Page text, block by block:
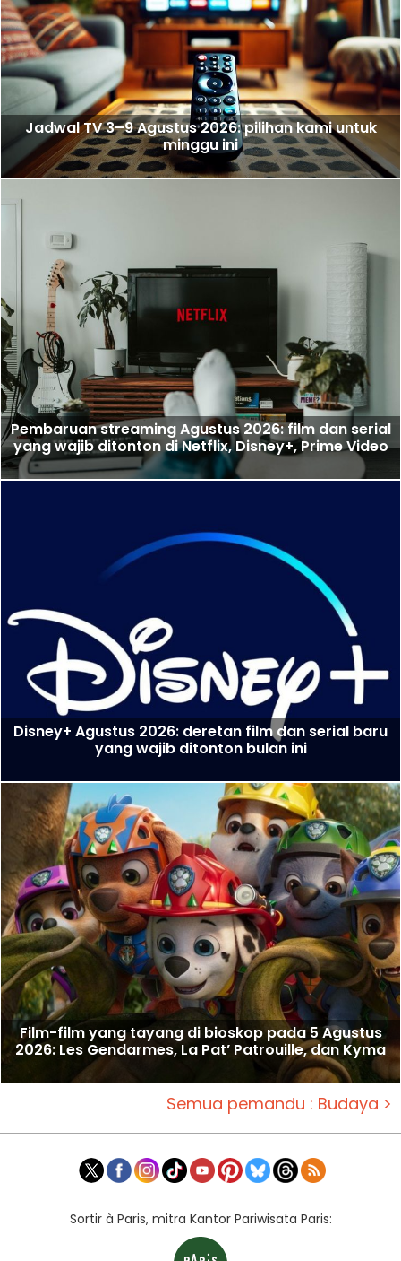
Jadwal TV 3–9 Agustus 2026: pilihan kami untuk
minggu ini
Pembaruan streaming Agustus 2026: film dan serial
yang wajib ditonton di Netflix, Disney+, Prime Video
Disney+ Agustus 2026: deretan film dan serial baru
yang wajib ditonton bulan ini
Film-film yang tayang di bioskop pada 5 Agustus
2026: Les Gendarmes, La Pat’ Patrouille, dan Kyma
Semua pemandu : Budaya >
Sortir à Paris, mitra Kantor Pariwisata Paris: